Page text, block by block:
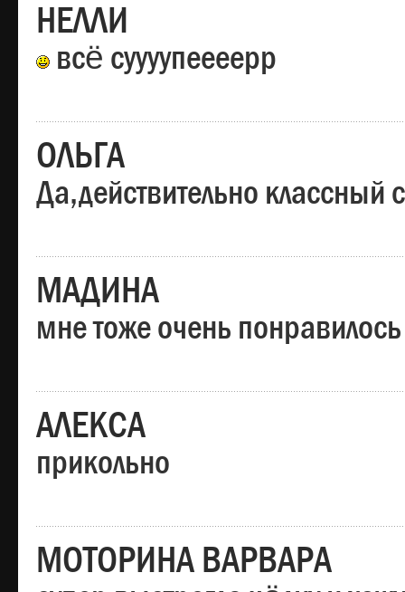
НЕЛЛИ
всё суууупеееерр
ОЛЬГА
Да,действительно классный
МАДИНА
мне тоже очень
АЛЕКСА
прикольно
МОТОРИНА ВАРВАРА